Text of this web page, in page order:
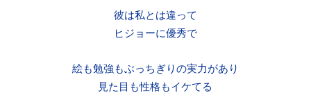
彼は私とは違って
ヒジョーに優秀で
絵も勉強もぶっちぎりの実力があり
見た目も性格もイケてる